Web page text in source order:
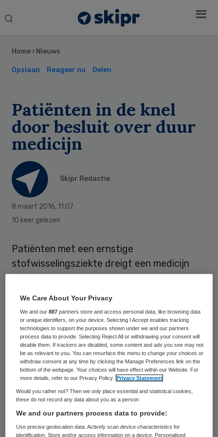
Search
Home › Nieuws
Opslaan Reageer nu Delen
Patiënten in de knel
door besluit over duur
medicijn
Skipr Redactie
8 maart 2016, 11:07
10 keer gelezen
Patiënten met een ernstige
stofwisselingsziekte dreigt een medicijn
waarop ze hun hoop gevestigd hebben niet
meer te krijgen. Omdat het middel,
elosulfase alfa, volgens het Zorginstituut
Nederland niet voldoet aan de stand van
wetenschap en praktijk, mag het niet meer
worden vergoed uit de basisverzekering.
Dit meldt deNOS.
Nu wordt het middel nog vergoed door de
zorgverzekeraar. Dat gebeurt sinds het
middel in juni 2014 is toegelaten door het
Sidebar
We Care About Your Privacy
We and our887 partners store and access personal data, like browsing data
or unique identifiers, on your device. Selecting I Accept enables tracking
technologies to support the purposes shown under we and our partners
process data to provide. Selecting Reject All or withdrawing your consent will
disable them. If trackers are disabled, some content and ads you see may not
be as relevant to you. You can resurface this menu to change your choices or
withdraw consent at any time by clicking the Manage Preferences link on the
bottom of the webpage. Your choices will have effect within our Website. For
more details, refer to our Privacy Policy.
Privacy Statement
Would you rather not? Then we only place essential and statistical cookies,
these do not record any data about you as a person
We and our partners process data to provide:
Use precise geolocation data. Actively scan device characteristics for
identification. Store and/or access information on a device. Personalised